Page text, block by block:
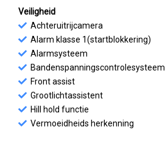
Veiligheid
Achteruitrijcamera
Alarm klasse 1(startblokkering)
Alarmsysteem
Bandenspanningscontrolesysteem
Front assist
Grootlichtassistent
Hill hold functie
Vermoeidheids herkenning